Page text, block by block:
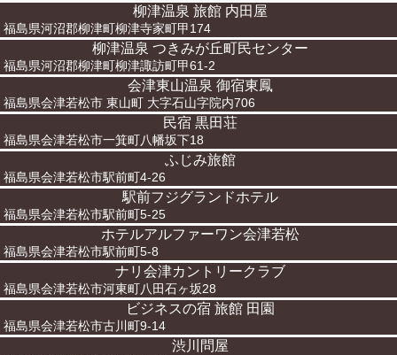
柳津温泉 旅館 内田屋
福島県河沼郡柳津町柳津寺家町甲174
柳津温泉 つきみが丘町民センター
福島県河沼郡柳津町柳津諏訪町甲61-2
会津東山温泉 御宿東鳳
福島県会津若松市 東山町 大字石山字院内706
民宿 黒田荘
福島県会津若松市一箕町八幡坂下18
ふじみ旅館
福島県会津若松市駅前町4-26
駅前フジグランドホテル
福島県会津若松市駅前町5-25
ホテルアルファーワン会津若松
福島県会津若松市駅前町5-8
ナリ会津カントリークラブ
福島県会津若松市河東町八田石ヶ坂28
ビジネスの宿 旅館 田園
福島県会津若松市古川町9-14
渋川問屋